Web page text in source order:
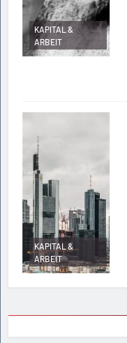
KAPITAL &
ARBEIT
KAPITAL &
ARBEIT